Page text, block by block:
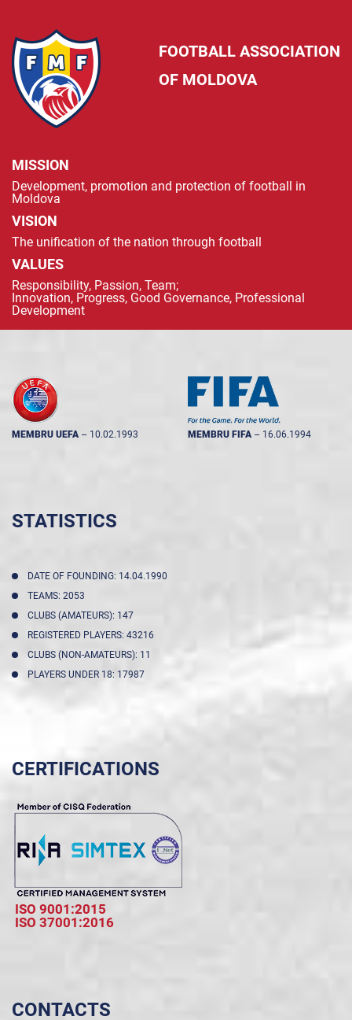
FOOTBALL ASSOCIATION
OF MOLDOVA
MISSION
Development, promotion and protection of football in
Moldova
VISION
The unification of the nation through football
VALUES
Responsibility, Passion, Team;
Innovation, Progress, Good Governance, Professional
Development
MEMBRU UEFA -- 10.02.1993 MEMBRU FIFA -- 16.06.1994
STATISTICS
DATE OF FOUNDING: 14.04.1990
TEAMS: 2053
CLUBS (AMATEURS): 147
REGISTERED PLAYERS: 43216
CLUBS (NON-AMATEURS): 11
PLAYERS UNDER 18: 17987
CERTIFICATIONS
ISO 9001:2015
ISO 37001:2016
CONTACTS